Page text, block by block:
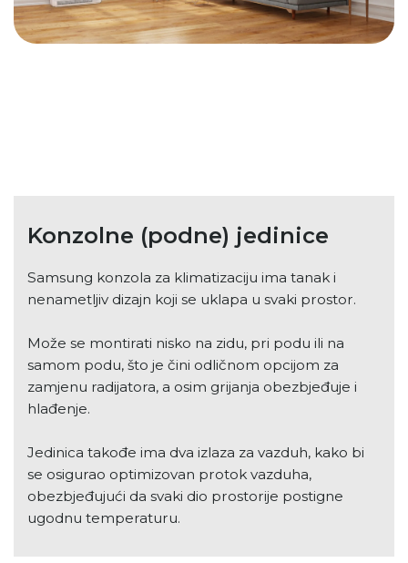
Konzolne (podne) jedinice
Samsung konzola za klimatizaciju ima tanak i
nenametljiv dizajn koji se uklapa u svaki prostor.
Može se montirati nisko na zidu, pri podu ili na
samom podu, što je čini odličnom opcijom za
zamjenu radijatora, a osim grijanja obezbjeđuje i
hlađenje.
Jedinica takođe ima dva izlaza za vazduh, kako bi
se osigurao optimizovan protok vazduha,
obezbjeđujući da svaki dio prostorije postigne
ugodnu temperaturu.